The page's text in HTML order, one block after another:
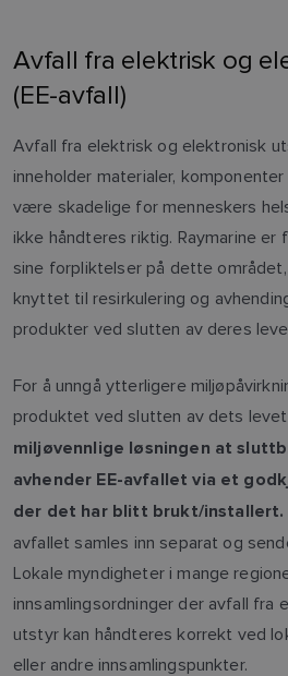
Avfall fra elektrisk og
(EE-avfall)
Avfall fra elektrisk og elektronisk
inneholder materialer,
være skadelige for menneskers
ikke håndteres riktig. Raymarine
sine forpliktelser på dette
knyttet til resirkulering og
produkter ved slutten av deres
For å unngå ytterligere
produktet ved slutten av dets
miljøvennlige løsningen at
avhender EE-avfallet via et
der det har blitt brukt/installert.
avfallet samles inn separat og
Lokale myndigheter i mange
innsamlingsordninger der avfall fra
utstyr kan håndteres korrekt ved
eller andre innsamlingspunkter.